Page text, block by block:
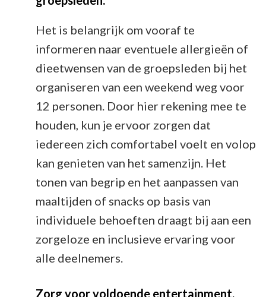
Het is belangrijk om vooraf te
informeren naar eventuele allergieën of
dieetwensen van de groepsleden bij het
organiseren van een weekend weg voor
12 personen. Door hier rekening mee te
houden, kun je ervoor zorgen dat
iedereen zich comfortabel voelt en volop
kan genieten van het samenzijn. Het
tonen van begrip en het aanpassen van
maaltijden of snacks op basis van
individuele behoeften draagt bij aan een
zorgeloze en inclusieve ervaring voor
alle deelnemers.
Zorg voor voldoende entertainment,